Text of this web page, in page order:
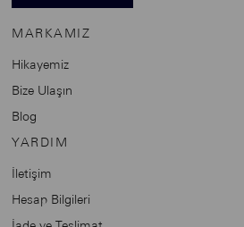
MARKAMIZ
Hikayemiz
Bize Ulaşın
Blog
YARDIM
İletişim
Hesap Bilgileri